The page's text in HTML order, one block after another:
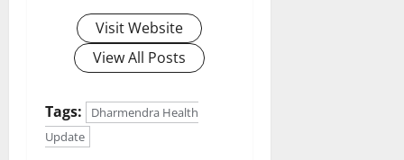
Visit Website
View All Posts
Tags:
Dharmendra Health
Update